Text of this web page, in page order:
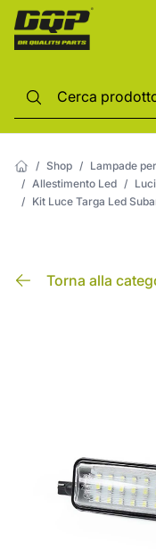
/ Shop / Lampade
/ Allestimento Led /
/ Kit Luce Targa Led
Torna alla